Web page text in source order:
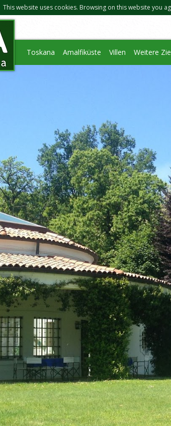
This website uses cookies. Browsing on this website you
Toskana Amalfiküste Villen Weitere